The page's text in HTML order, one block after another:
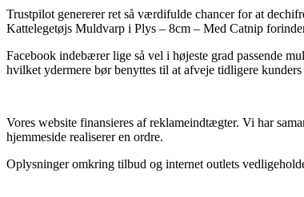
Trustpilot genererer ret så værdifulde chancer for at
Kattelegetøjs Muldvarp i Plys – 8cm – Med Catnip
Facebook indebærer lige så vel i højeste grad passende
hvilket ydermere bør benyttes til at afveje tidligere kunders
Vores website finansieres af reklameindtægter. Vi har
hjemmeside realiserer en ordre.
Oplysninger omkring tilbud og internet outlets